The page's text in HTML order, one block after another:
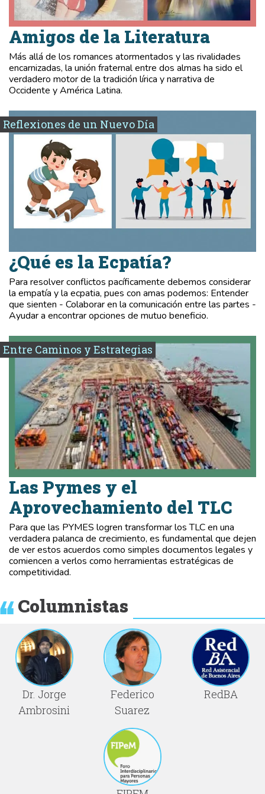
Amigos de la Literatura
Más allá de los romances atormentados y las rivalidades
encarnizadas, la unión fraternal entre dos almas ha sido el
verdadero motor de la tradición lírica y narrativa de
Occidente y América Latina.
Reflexiones de un Nuevo Día
¿Qué es la Ecpatía?
Para resolver conflictos pacíficamente debemos considerar
la empatía y la ecpatia, pues con amas podemos: Entender
que sienten - Colaborar en la comunicación entre las partes -
Ayudar a encontrar opciones de mutuo beneficio.
Entre Caminos y Estrategias
Las Pymes y el
Aprovechamiento del TLC
Para que las PYMES logren transformar los TLC en una
verdadera palanca de crecimiento, es fundamental que dejen
de ver estos acuerdos como simples documentos legales y
comiencen a verlos como herramientas estratégicas de
competitividad.
Columnistas
Dr. Jorge
Ambrosini
Federico
Suarez
RedBA